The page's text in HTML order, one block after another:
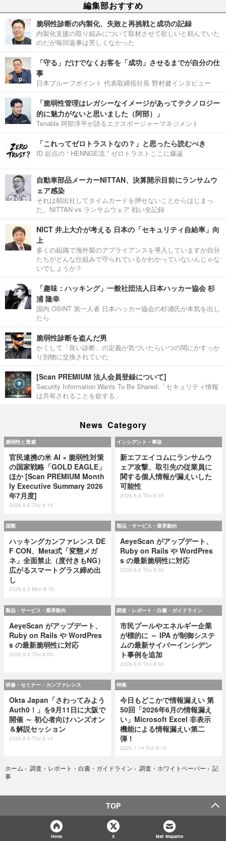
編集部おすすめ
脆弱性診断の内製化、失敗と再挑戦と成功の記録
内製化支援の取り組みについて取材させて欲しいと頼んでいた
のだが毎回返事は芳しくなかった
「守る」だけでなくお客を「成功」させるまでが自分の仕
事
日本プルーフポイント 代表取締役社長 野村健インタビュー
「脆弱性管理はレガシーなイメージがあってテクノロジー
的に魅力がないと思いました（阿部）」
Tenable 阿部淳平が語るエクスポージャーマネジメント
「これってゼロトラストなの？」と思ったら読むべき
ID 起点の “ HENNGE流 ” ゼロトラストここに爆誕
自動車部品メーカーNITTAN、決算開示目前にランサムウ
ェア感染
それは朝出社してタイムカードを押せないことからはじまっ
た。NITTAN vs ランサムウェア 戦い全記録
NICT 井上大介が考える 日本の「セキュリティ自給率」向
上
多くの組織で海外製のアプライアンスを導入していますが自分
たちがどんな仕組みで守られているかわかっていないんじゃな
いでしょうか？
「趣味：ハッキング」一般社団法人日本ハッカー協会 杉
浦 隆幸
国内 OSINT 第一人者 日本ハッカー協会の杉浦氏が本気を出し
たら
脆弱性診断を盗んだ男
かくして「良い診断」の定義が気づいたらいつの間にかすっか
り別物に交換されていた
[Scan PREMIUM 法人会員登録について]
Security Information Wants To Be Shared.「セキュリティ情報
は共有されることを欲する」
News Category
脆弱性と脅威
官民連携の米 AI × 脆弱性対策
の国家戦略「GOLD EAGLE」
ほか [Scan PREMIUM Month
ly Executive Summary 2026
年7月度]
2026.8.6 Thu 8:15
インシデント・事故
新エフエイコムにランサムウ
ェア攻撃、取引先の従業員に
関する個人情報が漏えいした
可能性
2026.8.6 Thu 8:05
国際
ハッキングカンファレンス DE
F CON、Meta式「変態メガ
ネ」全面禁止（度付きもNG）
広がるスマートグラス締め出
し
2026.8.3 Mon 8:15
製品・サービス・業界動向
AeyeScan がアップデート、
Ruby on Rails や WordPres
s の最新脆弱性に対応
2026.8.6 Thu 8:00
製品・サービス・業界動向
AeyeScan がアップデート、
Ruby on Rails や WordPres
s の最新脆弱性に対応
2026.8.6 Thu 8:00
調査・レポート・白書・ガイドライン
市民プールやエネルギー企業
が標的に ～ IPA が制御システ
ムの最新サイバーインシデン
ト事例を追加
2026.8.6 Thu 8:00
研修・セミナー・カンファレンス
Okta Japan「さわってみよう
Auth0！」を9月11日に大阪で
開催 ～ 初心者向けハンズオン
＆解説セッション
2026.8.6 Thu 8:10
特集
今日もどこかで情報漏えい 第
50回「2026年6月の情報漏え
い」Microsoft Excel 非表示
機能による情報漏えい第二
弾！
2026.7.14 Tue 8:10
ホーム › 調査・レポート・白書・ガイドライン › 調査・ホワイトペーパー › 記
事
TOP
Home X Mail Magazine